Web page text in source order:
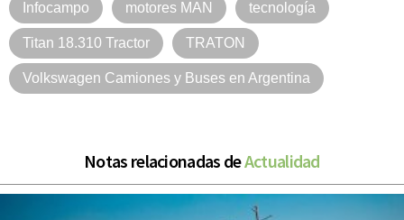
Infocampo motores MAN tecnología
Titan 18.310 Tractor TRATON
Volkswagen Camiones y Buses en Argentina
Notas relacionadas deActualidad